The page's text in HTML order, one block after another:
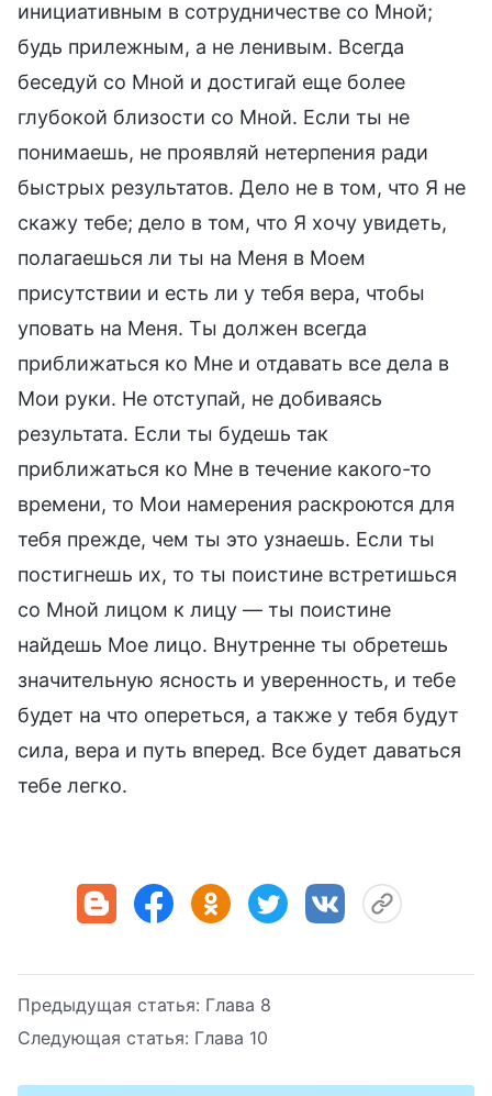
инициативным в сотрудничестве со Мной;
будь прилежным, а не ленивым. Всегда
беседуй со Мной и достигай еще более
глубокой близости со Мной. Если ты не
понимаешь, не проявляй нетерпения ради
быстрых результатов. Дело не в том, что Я не
скажу тебе; дело в том, что Я хочу увидеть,
полагаешься ли ты на Меня в Моем
присутствии и есть ли у тебя вера, чтобы
уповать на Меня. Ты должен всегда
приближаться ко Мне и отдавать все дела в
Мои руки. Не отступай, не добиваясь
результата. Если ты будешь так
приближаться ко Мне в течение какого-то
времени, то Мои намерения раскроются для
тебя прежде, чем ты это узнаешь. Если ты
постигнешь их, то ты поистине встретишься
со Мной лицом к лицу — ты поистине
найдешь Мое лицо. Внутренне ты обретешь
значительную ясность и уверенность, и тебе
будет на что опереться, а также у тебя будут
сила, вера и путь вперед. Все будет даваться
тебе легко.
Предыдущая статья: Глава 8
Следующая статья: Глава 10